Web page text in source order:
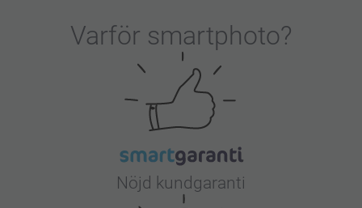
Varför smartphoto?
Nöjd kundgaranti